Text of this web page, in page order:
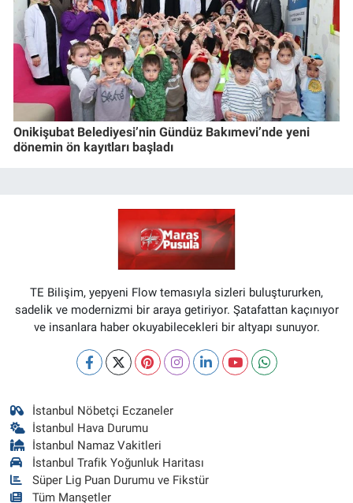
Onikişubat Belediyesi’nin Gündüz Bakımevi’nde yeni
dönemin ön kayıtları başladı
TE Bilişim, yepyeni Flow temasıyla sizleri buluştururken,
sadelik ve modernizmi bir araya getiriyor. Şatafattan kaçınıyor
ve insanlara haber okuyabilecekleri bir altyapı sunuyor.
İstanbul Nöbetçi Eczaneler
İstanbul Hava Durumu
İstanbul Namaz Vakitleri
İstanbul Trafik Yoğunluk Haritası
Süper Lig Puan Durumu ve Fikstür
Tüm Manşetler